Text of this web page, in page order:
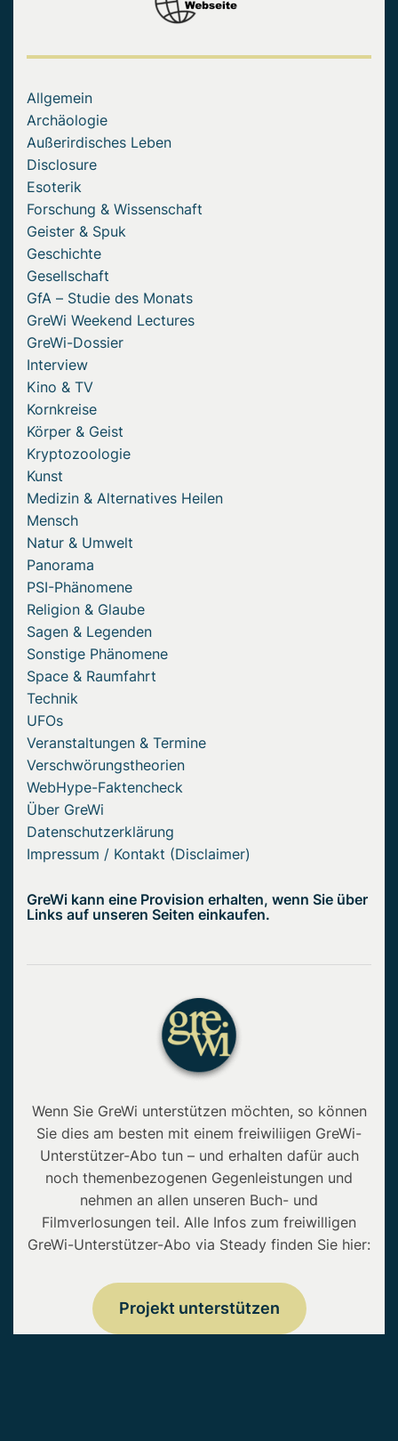
Allgemein
Archäologie
Außerirdisches Leben
Disclosure
Esoterik
Forschung & Wissenschaft
Geister & Spuk
Geschichte
Gesellschaft
GfA – Studie des Monats
GreWi Weekend Lectures
GreWi-Dossier
Interview
Kino & TV
Kornkreise
Körper & Geist
Kryptozoologie
Kunst
Medizin & Alternatives Heilen
Mensch
Natur & Umwelt
Panorama
PSI-Phänomene
Religion & Glaube
Sagen & Legenden
Sonstige Phänomene
Space & Raumfahrt
Technik
UFOs
Veranstaltungen & Termine
Verschwörungstheorien
WebHype-Faktencheck
Über GreWi
Datenschutzerklärung
Impressum / Kontakt (Disclaimer)
GreWi kann eine Provision erhalten, wenn Sie über
Links auf unseren Seiten einkaufen.
Wenn Sie GreWi unterstützen möchten, so können
Sie dies am besten mit einem freiwiliigen GreWi-
Unterstützer-Abo tun – und erhalten dafür auch
noch themenbezogenen Gegenleistungen und
nehmen an allen unseren Buch- und
Filmverlosungen teil. Alle Infos zum freiwilligen
GreWi-Unterstützer-Abo via Steady finden Sie hier:
Projekt unterstützen